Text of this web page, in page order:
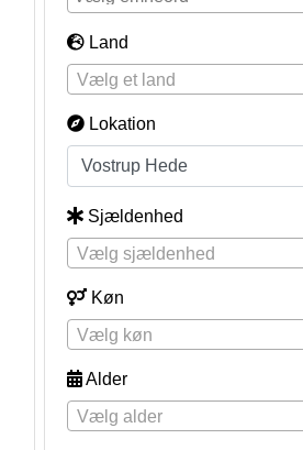
Land
Vælg et land
Lokation
Sjældenhed
Vælg sjældenhed
Køn
Vælg køn
Alder
Vælg alder